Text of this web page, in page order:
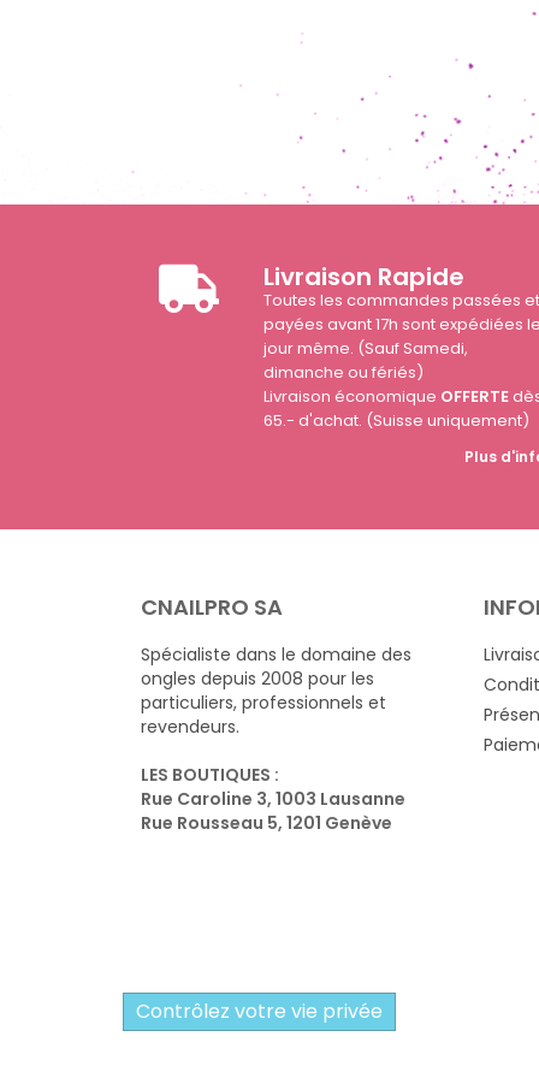
Livraison Rapide
Toutes les commandes passées
payées avant 17h sont expédiées
jour même. (Sauf Samedi,
dimanche ou fériés)
Livraison économique OFFERTE
65.- d'achat. (Suisse uniquement)
Plus
CNAILPRO SA
Spécialiste dans le domaine des
ongles depuis 2008 pour les
particuliers, professionnels et
revendeurs.
LES BOUTIQUES :
Rue Caroline 3, 1003 Lausanne
Rue Rousseau 5, 1201 Genève
Contrôlez votre vie privée